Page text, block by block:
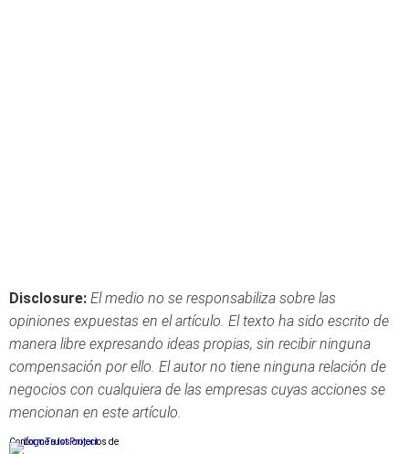
Disclosure: El medio no se responsabiliza sobre las
opiniones expuestas en el artículo. El texto ha sido escrito de
manera libre expresando ideas propias, sin recibir ninguna
compensación por ello. El autor no tiene ninguna relación de
negocios con cualquiera de las empresas cuyas acciones se
mencionan en este artículo.
Conforme a los criterios de